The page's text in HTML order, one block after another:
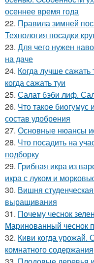
осеннее время года
22. Правила зимней
Технология посадки
23. Для чего нужен
на даче
24. Когда лучше сажать
когда сажать туи
25. Салат бэби лиф.
26. Что такое биогумус
состав удобрения
27. Основные нюансы
28. Что посадить на
подборку
29. Грибная икра из
икра с луком и
30. Вишня
выращивания
31. Почему чеснок
Маринованный чеснок
32. Киви когда урожай.
комнатного содержания